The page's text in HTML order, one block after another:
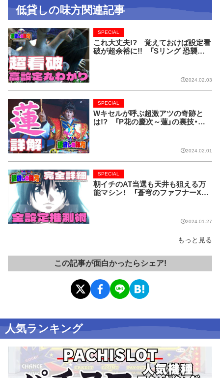
低貸しの味方関連記事
これ大丈夫!? 覚えておけば設定看
破が超余裕に!! 「Sリング 恐襲ノ
SPECIAL
2024.02.03
Wキセルが呼ぶ超激アツの奇跡と
は!? 「P花の慶次～蓮」の裏技・法
SPECIAL
2024.02.01
朝イチのAT当選も天井も狙える万
能マシン！ 「蒼穹のファフナーXE
SPECIAL
2024.01.27
もっと見る
この記事が面白かったらシェア!
人気ランキング